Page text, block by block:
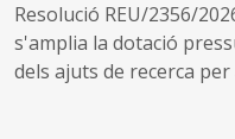
Resolució REU/2356/
s'amplia la dotació
dels ajuts de recerca